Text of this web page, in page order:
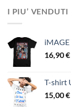
I PIU’ VENDUTI
16,90€
T-shirt
15,00€